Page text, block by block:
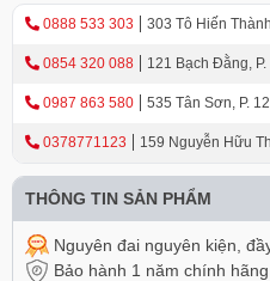
0888 533 303 303 Tô Hiến
0854 320 088 121 Bạch Đằng,
0987 863 580 535 Tân Sơn, P.
0378771123
159 Nguyễn Hữu
THÔNG TIN SẢN PHẨM
Nguyên đai nguyên kiện,
Bảo hành 1 năm chính hãng